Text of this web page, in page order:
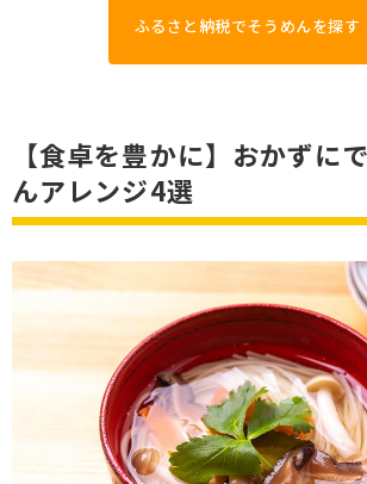
ふるさと納税でそうめんを探す
【食卓を豊かに】おかずに
んアレンジ4選